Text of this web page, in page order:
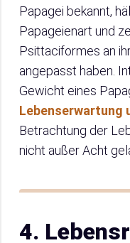
Papagei bekannt,
Papageienart und
Psittaciformes an
angepasst haben.
Gewicht eines
Lebenserwartung
Betrachtung der
nicht außer Acht
4.